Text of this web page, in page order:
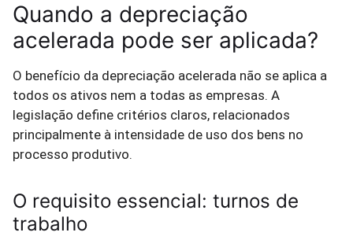
Quando a depreciação
acelerada pode ser aplicada?
O benefício da depreciação acelerada não se aplica a
todos os ativos nem a todas as empresas. A
legislação define critérios claros, relacionados
principalmente à intensidade de uso dos bens no
processo produtivo.
O requisito essencial: turnos de
trabalho